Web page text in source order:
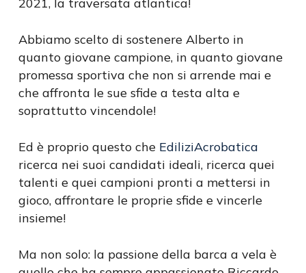
Abbiamo scelto di sostenere Alberto in
quanto giovane campione, in quanto giovane
promessa sportiva che non si arrende mai e
che affronta le sue sfide a testa alta e
soprattutto vincendole!
Ed è proprio questo che EdiliziAcrobatica
ricerca nei suoi candidati ideali, ricerca quei
talenti e quei campioni pronti a mettersi in
gioco, affrontare le proprie sfide e vincerle
insieme!
Ma non solo: la passione della barca a vela è